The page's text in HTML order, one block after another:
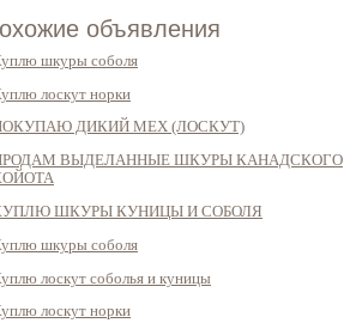
объявления
шкуры соболя
лоскут норки
ДИКИЙ МЕХ (ЛОСКУТ)
ВЫДЕЛАННЫЕ ШКУРЫ КАНАДСКОГО
ШКУРЫ КУНИЦЫ И СОБОЛЯ
шкуры соболя
лоскут соболья и куницы
лоскут норки